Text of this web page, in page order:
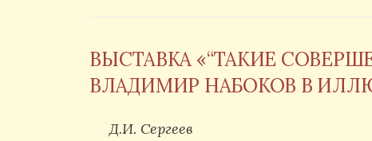
ВЫСТАВКА «“ТАКИЕ
ВЛАДИМИР НАБОКОВ В
Д.И. Сергеев